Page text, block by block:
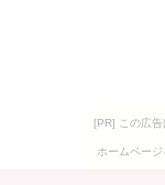
[PR] この広告
ホームペー